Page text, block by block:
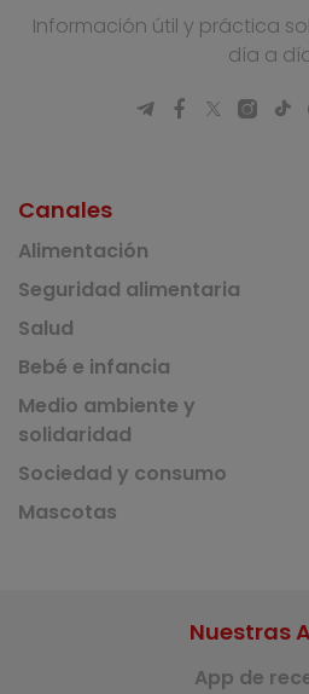
Información útil y práctica
día a
Canales
Alimentación
Seguridad alimentaria
Salud
Bebé e infancia
Medio ambiente y
solidaridad
Sociedad y consumo
Mascotas
Nuestras
App de